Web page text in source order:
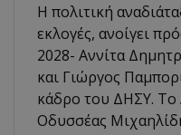
Η πολιτική
εκλογές, ανοίγει
2028- Αννίτα
και Γιώργος
κάδρο του ΔΗΣΥ. Το
Οδυσσέας